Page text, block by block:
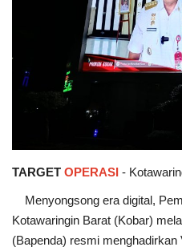
TARGET OPERASI -
Menyongsong era digital,
Kotawaringin Barat (Kobar)
(Bapenda) resmi